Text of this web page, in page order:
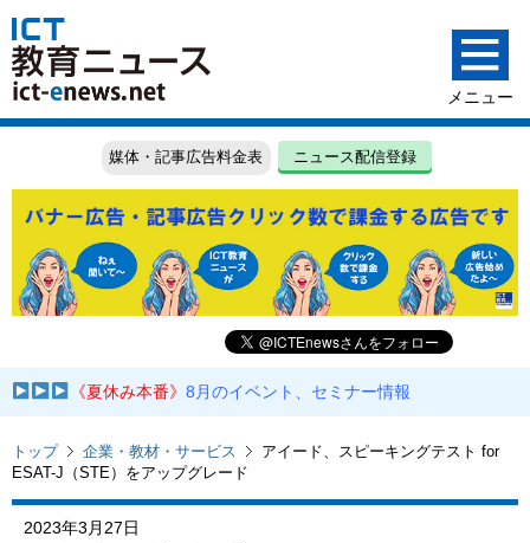
媒体・記事広告料金表 ニュース配信登録
《夏休み本番》8月のイベント、セミナー情報
トップ 企業・教材・サービス
アイード、スピーキングテスト for
ESAT-J（STE）をアップグレード
2023年3月27日